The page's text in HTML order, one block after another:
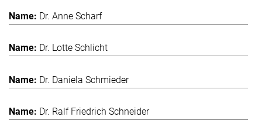
Dr. Anne Scharf
Dr. Lotte Schlicht
Dr. Daniela Schmieder
Dr. Ralf Friedrich Schneider